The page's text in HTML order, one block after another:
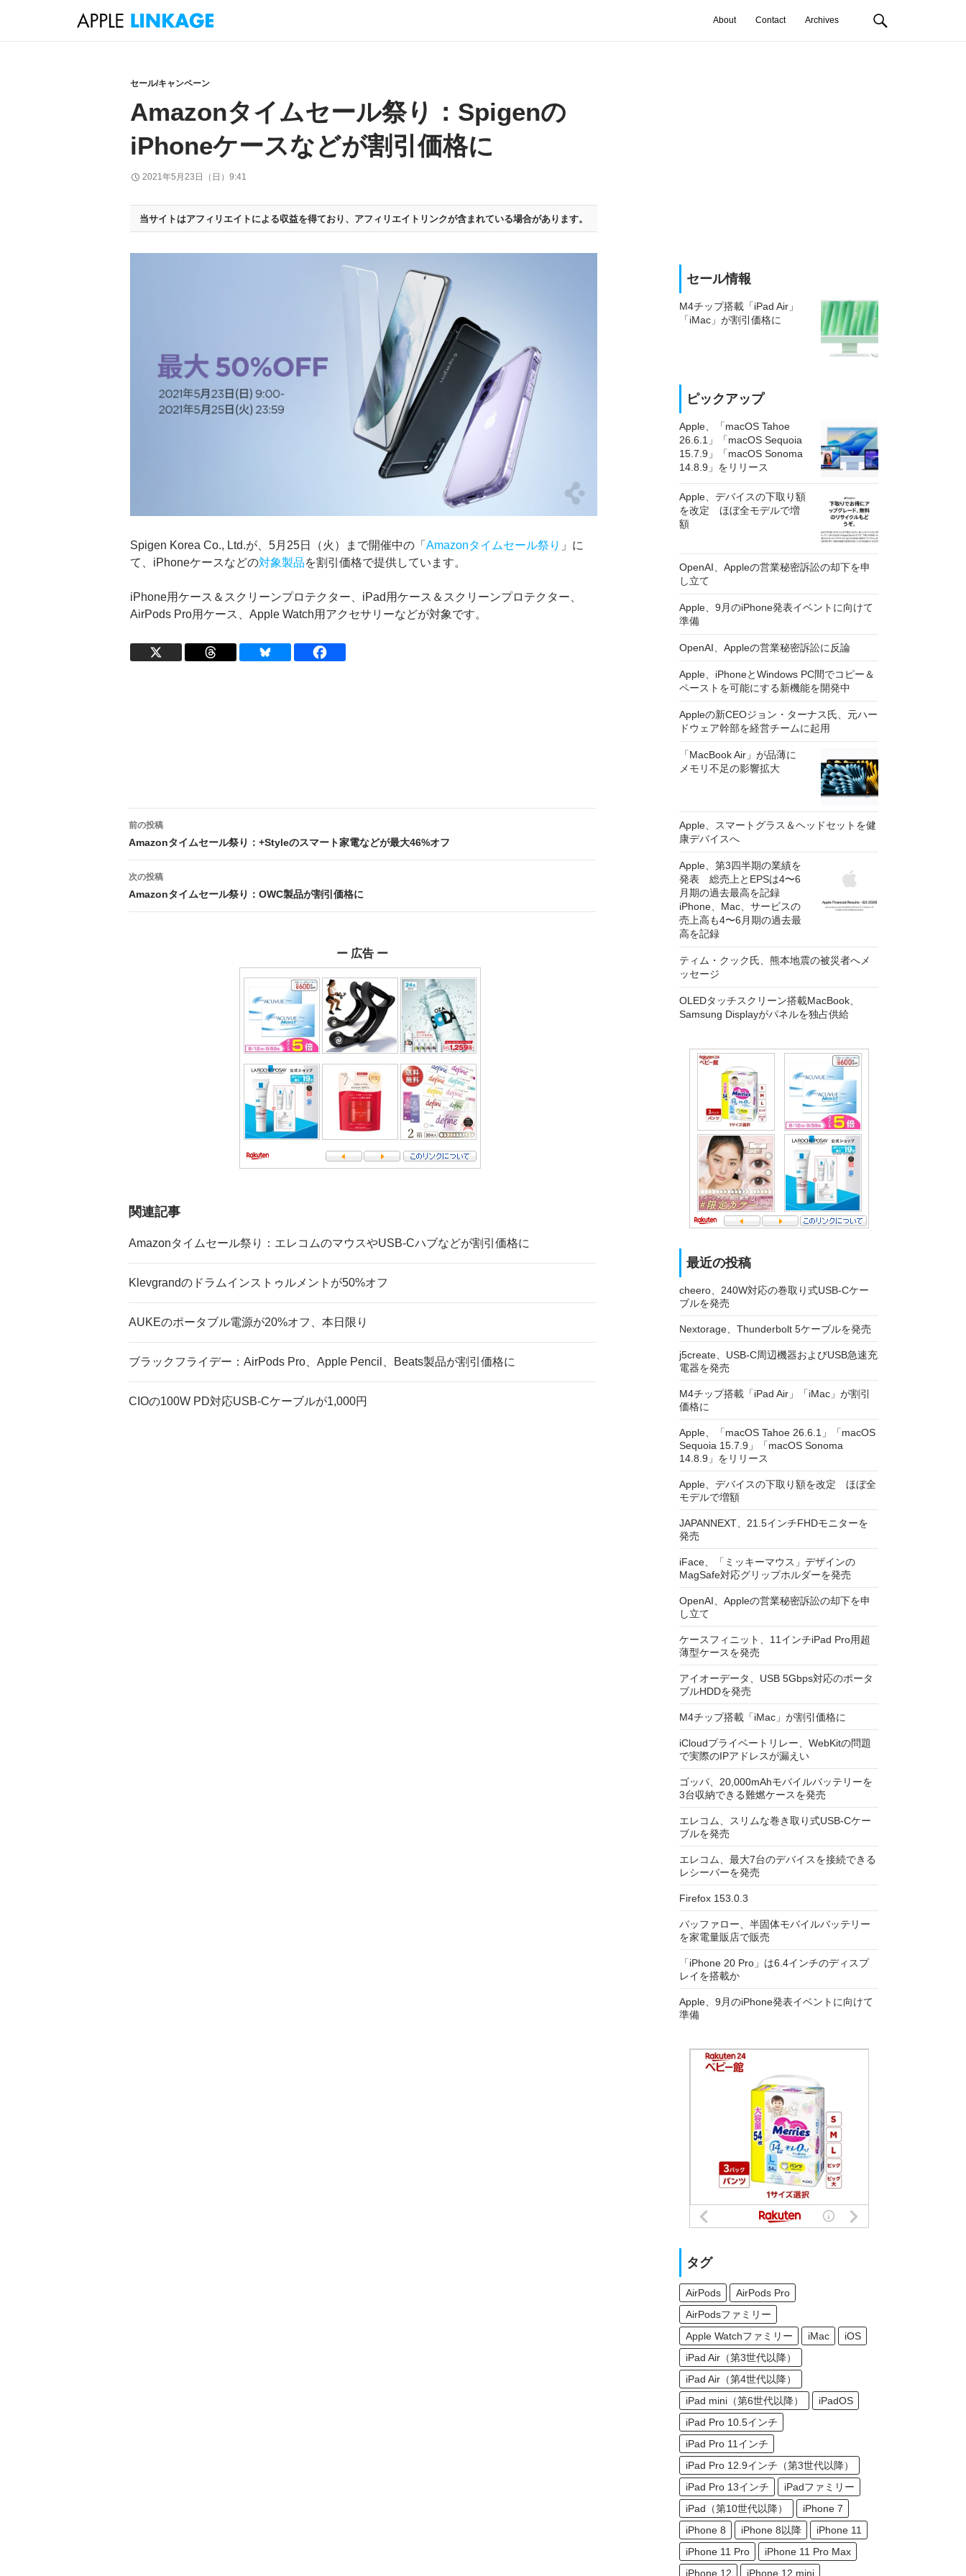
About Contact Archives
セール/キャンペーン
Amazonタイムセール祭り：Spigenの
iPhoneケースなどが割引価格に
2021年5月23日（日）9:41
当サイトはアフィリエイトによる収益を得ており、 アフィリエイトリンクが含まれている場合があります。
Spigen Korea Co., Ltd.が、5月25日（火）まで開催中の「Amazonタイムセール祭り 」に
て、iPhoneケースなどの対象製品を割引価格で提供しています。
iPhone用ケース＆スクリーンプロテクター、iPad用ケース＆スクリーンプロテクター、
AirPods Pro用ケース、Apple Watch用アクセサリーなどが対象です。
投
稿
ナ
ビ
前の投稿
Amazonタイムセール祭り：+Styleのスマート家電などが最大46%オフ
次の投稿
Amazonタイムセール祭り：OWC製品が割引価格に
ー 広告 ー
関連記事
Amazonタイムセール祭り：エレコムのマウスやUSB-Cハブなどが割引価格に
Klevgrandのドラムインストゥルメントが50%オフ
AUKEのポータブル電源が20%オフ、本日限り
ブラックフライデー：AirPods Pro、Apple Pencil、Beats製品が割引価格に
CIOの100W PD対応USB-Cケーブルが1,000円
セール情報
M4チップ搭載「iPad Air」
「iMac」が割引価格に
ピックアップ
Apple、「macOS Tahoe
26.6.1」「macOS Sequoia
15.7.9」「macOS Sonoma
14.8.9」をリリース
Apple、デバイスの下取り額
を改定 ほぼ全モデルで増
額
OpenAI、Appleの営業秘密訴訟の却下を申
し立て
Apple、9月のiPhone発表イベントに向けて
準備
OpenAI、Appleの営業秘密訴訟に反論
Apple、iPhoneとWindows PC間でコピー＆
ペーストを可能にする新機能を開発中
Appleの新CEOジョン・ターナス氏、元ハー
ドウェア幹部を経営チームに起用
「MacBook Air」が品薄に
メモリ不足の影響拡大
Apple、スマートグラス＆ヘッドセットを健
康デバイスへ
Apple、第3四半期の業績を
発表 総売上とEPSは4〜6
月期の過去最高を記録
iPhone、Mac、サービスの
売上高も4〜6月期の過去最
高を記録
ティム・クック氏、熊本地震の被災者へメ
ッセージ
OLEDタッチスクリーン搭載MacBook、
Samsung Displayがパネルを独占供給
最近の投稿
cheero、240W対応の巻取り式USB-Cケー
ブルを発売
Nextorage、Thunderbolt 5ケーブルを発売
j5create、USB-C周辺機器およびUSB急速充
電器を発売
M4チップ搭載「iPad Air」「iMac」が割引
価格に
Apple、「macOS Tahoe 26.6.1」「macOS
Sequoia 15.7.9」「macOS Sonoma
14.8.9」をリリース
Apple、デバイスの下取り額を改定 ほぼ全
モデルで増額
JAPANNEXT、21.5インチFHDモニターを
発売
iFace、「ミッキーマウス」デザインの
MagSafe対応グリップホルダーを発売
OpenAI、Appleの営業秘密訴訟の却下を申
し立て
ケースフィニット、11インチiPad Pro用超
薄型ケースを発売
アイオーデータ、USB 5Gbps対応のポータ
ブルHDDを発売
M4チップ搭載「iMac」が割引価格に
iCloudプライベートリレー、WebKitの問題
で実際のIPアドレスが漏えい
ゴッパ、20,000mAhモバイルバッテリーを
3台収納できる難燃ケースを発売
エレコム、スリムな巻き取り式USB-Cケー
ブルを発売
エレコム、最大7台のデバイスを接続できる
レシーバーを発売
Firefox 153.0.3
バッファロー、半固体モバイルバッテリー
を家電量販店で販売
「iPhone 20 Pro」は6.4インチのディスプ
レイを搭載か
Apple、9月のiPhone発表イベントに向けて
準備
タグ
AirPods
AirPods Pro
AirPodsファミリー
Apple Watchファミリー
iMac
iOS
iPad Air（第3世代以降）
iPad Air（第4世代以降）
iPad mini（第6世代以降）
iPadOS
iPad Pro 10.5インチ
iPad Pro 11インチ
iPad Pro 12.9インチ（第3世代以降）
iPad Pro 13インチ
iPadファミリー
iPad（第10世代以降）
iPhone 7
iPhone 8
iPhone 8以降
iPhone 11
iPhone 11 Pro
iPhone 11 Pro Max
iPhone 12
iPhone 12 mini